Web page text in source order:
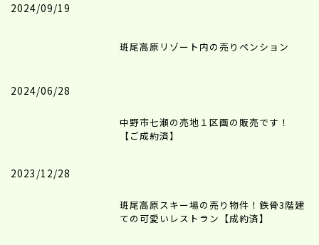
2024/09/19
斑尾高原リゾート内の売りペンション
2024/06/28
中野市七瀬の売地１区画の販売です！
【ご成約済】
2023/12/28
斑尾高原スキー場の売り物件！鉄骨3階建
ての可愛いレストラン【成約済】